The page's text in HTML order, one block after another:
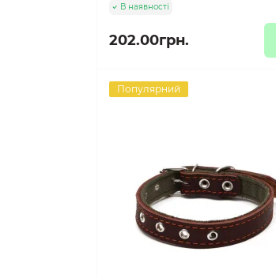
В наявності
202.00грн.
Популярний